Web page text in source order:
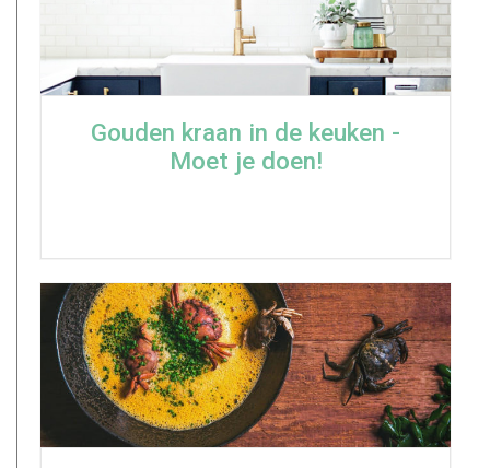
Gouden kraan in de keuken -
Moet je doen!